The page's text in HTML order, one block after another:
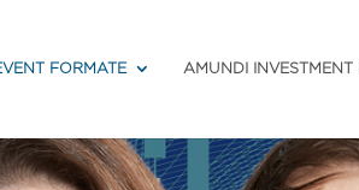
FORMATE AMUNDI INVESTMENT